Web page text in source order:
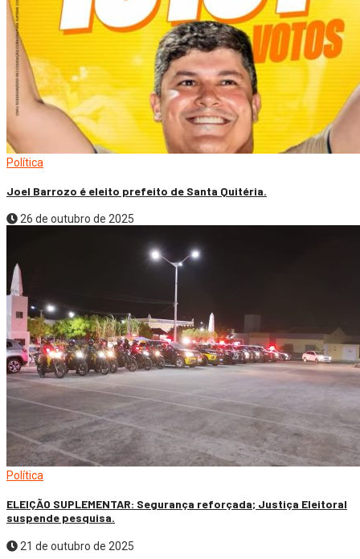
Política
Joel Barrozo é eleito prefeito de Santa Quitéria.
26 de outubro de 2025
Política
ELEIÇÃO SUPLEMENTAR: Segurança reforçada; Justiça Eleitoral
suspende pesquisa.
21 de outubro de 2025